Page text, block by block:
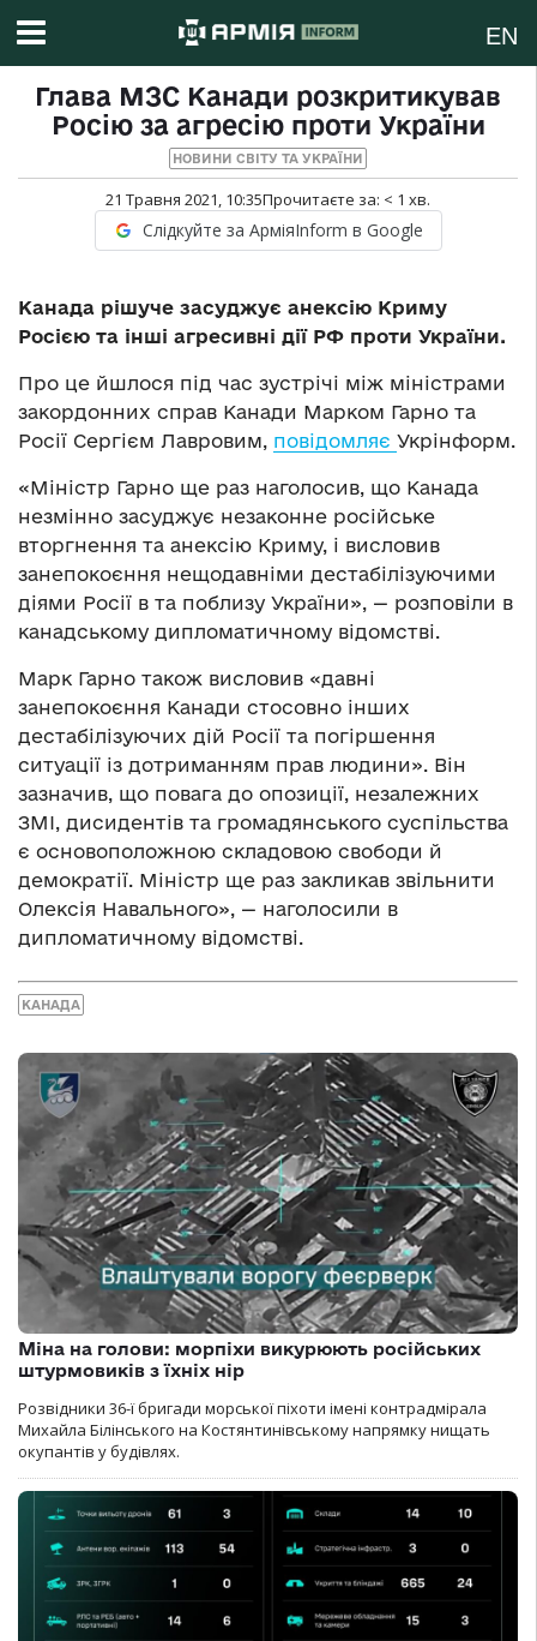
EN
Глава МЗС Канади розкритикував
Росію за агресію проти України
НОВИНИ СВІТУ ТА УКРАЇНИ
21 Травня 2021, 10:35Прочитаєте за: < 1 хв.
Слідкуйте за АрміяInform в Google
Канада рішуче засуджує анексію Криму
Росією та інші агресивні дії РФ проти України.
Про це йшлося під час зустрічі між міністрами
закордонних справ Канади Марком Гарно та
Росії Сергієм Лавровим, повідомляє Укрінформ.
«Міністр Гарно ще раз наголосив, що Канада
незмінно засуджує незаконне російське
вторгнення та анексію Криму, і висловив
занепокоєння нещодавніми дестабілізуючими
діями Росії в та поблизу України», — розповіли в
канадському дипломатичному відомстві.
Марк Гарно також висловив «давні
занепокоєння Канади стосовно інших
дестабілізуючих дій Росії та погіршення
ситуації із дотриманням прав людини». Він
зазначив, що повага до опозиції, незалежних
ЗМІ, дисидентів та громадянського суспільства
є основоположною складовою свободи й
демократії. Міністр ще раз закликав звільнити
Олексія Навального», — наголосили в
дипломатичному відомстві.
КАНАДА
Міна на голови: морпіхи викурюють російських
штурмовиків з їхніх нір
Розвідники 36-ї бригади морської піхоти імені контрадмірала
Михайла Білінського на Костянтинівському напрямку нищать
окупантів у будівлях.